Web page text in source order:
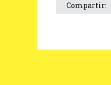
Compartir: